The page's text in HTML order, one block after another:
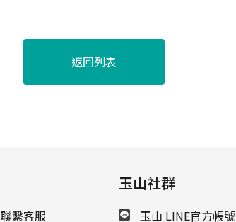
返回列表
聯繫客服
玉山社群
玉山 LINE官方帳號